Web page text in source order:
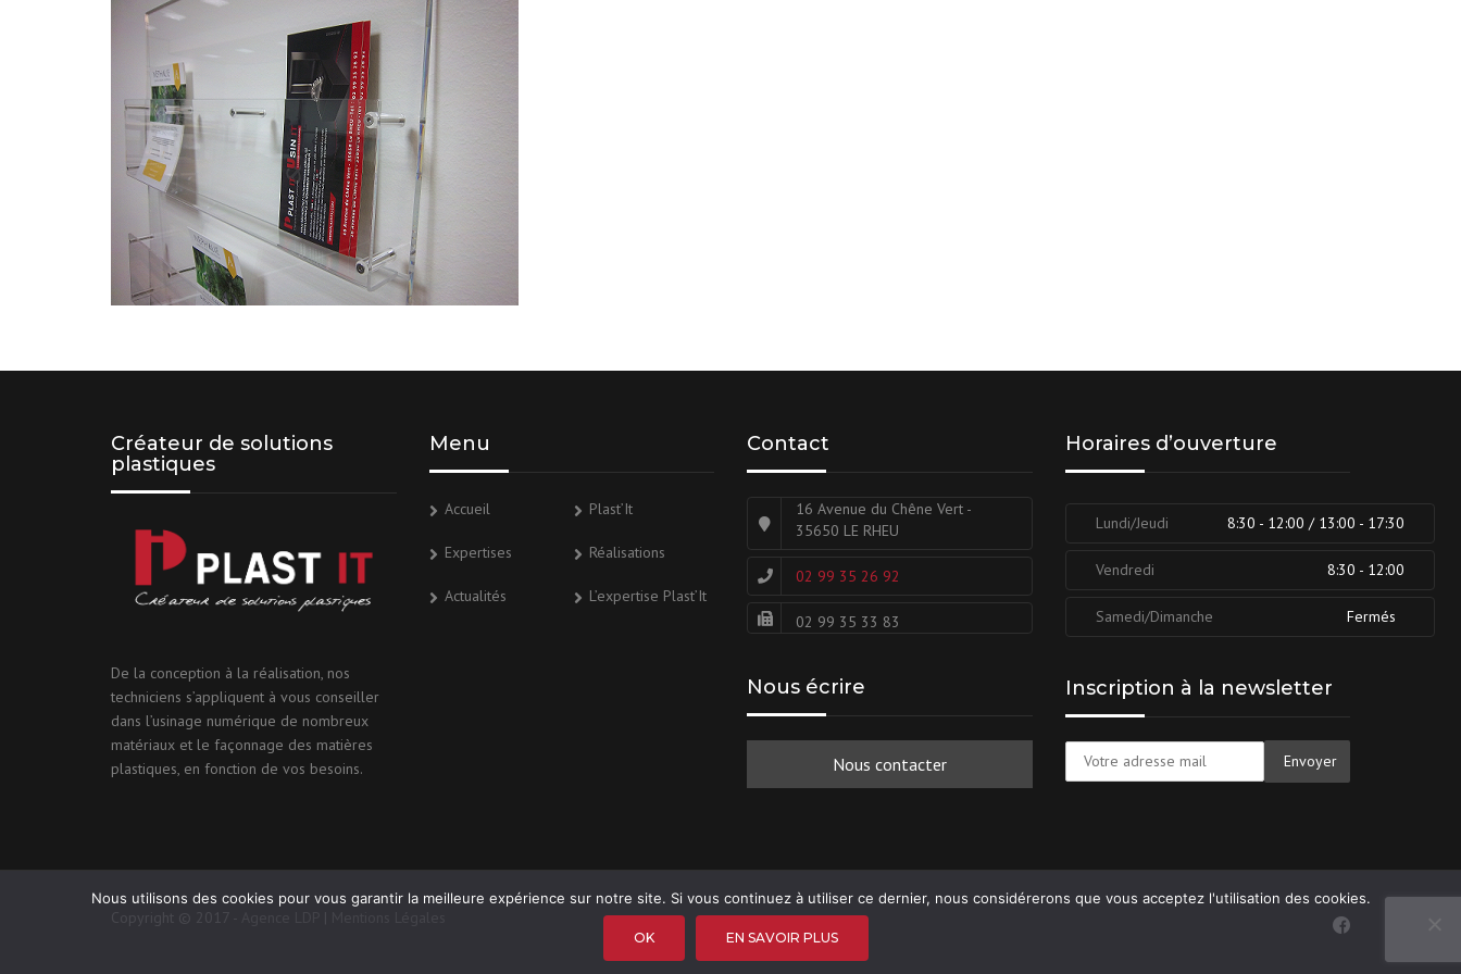
Créateur de solutions
plastiques
De la conception à la réalisation, nos
techniciens s’appliquent à vous conseiller
dans l’usinage numérique de nombreux
matériaux et le façonnage des matières
plastiques, en fonction de vos besoins.
Menu
Accueil Plast’It
Expertises Réalisations
Actualités L’expertise Plast’It
Contact
16 Avenue du Chêne Vert -
35650 LE RHEU
02 99 35 26 92
02 99 35 33 83
Nous écrire
Nous contacter
Horaires d’ouverture
Lundi/Jeudi 8:30 - 12:00 / 13:00 - 17:30
Vendredi 8:30 - 12:00
Samedi/Dimanche Fermés
Inscription à la newsletter
Nous utilisons des cookies pour vous garantir la meilleure expérience sur notre site. Si vous continuez à utiliser ce dernier, nous considérerons que vous acceptez l'utilisation des cookies.
OK EN SAVOIR PLUS